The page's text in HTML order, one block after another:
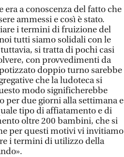
a conoscenza del fatto che
ammessi e così è stato.
i termini di fruizione del
tutti siamo solidali con le
si tratta di pochi casi
con provvedimenti da
doppio turno sarebbe
che la ludoteca si
modo significherebbe
per due giorni alla settimana e
tipo di affiatamento e di
oltre 200 bambini, che si
per questi motivi vi invitiamo
i termini di utilizzo della